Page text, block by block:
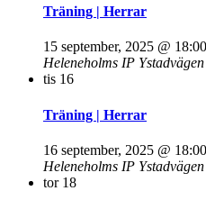
Träning | Herrar
15 september, 2025 @ 18:00
Heleneholms IP
tis 16
Träning | Herrar
16 september, 2025 @ 18:00
Heleneholms IP
tor 18